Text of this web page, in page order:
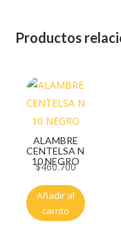
Productos
ALAMBRE
CENTELSA N
10 NEGRO
$460.700
Añadir al
carrito